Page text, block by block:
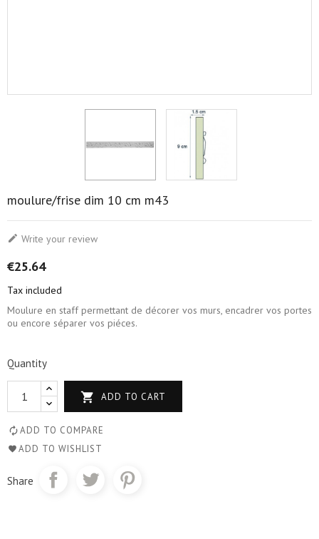
moulure/frise dim 10 cm m43
 Write your review
€25.64
Tax included
Moulure en staff permettant de décorer vos murs, encadrer vos portes
ou encore séparer vos piéces.
Quantity
 ADD TO CART
ADD TO COMPARE
ADD TO WISHLIST
Share